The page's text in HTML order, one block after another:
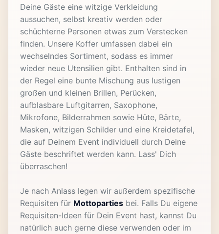
Deine Gäste eine witzige Verkleidung
aussuchen, selbst kreativ werden oder
schüchterne Personen etwas zum Verstecken
finden. Unsere Koffer umfassen dabei ein
wechselndes Sortiment, sodass es immer
wieder neue Utensilien gibt. Enthalten sind in
der Regel eine bunte Mischung aus lustigen
großen und kleinen Brillen, Perücken,
aufblasbare Luftgitarren, Saxophone,
Mikrofone, Bilderrahmen sowie Hüte, Bärte,
Masken, witzigen Schilder und eine Kreidetafel,
die auf Deinem Event individuell durch Deine
Gäste beschriftet werden kann. Lass' Dich
überraschen!
Je nach Anlass legen wir außerdem spezifische
Requisiten für Mottoparties bei. Falls Du eigene
Requisiten-Ideen für Dein Event hast, kannst Du
natürlich auch gerne diese verwenden oder im